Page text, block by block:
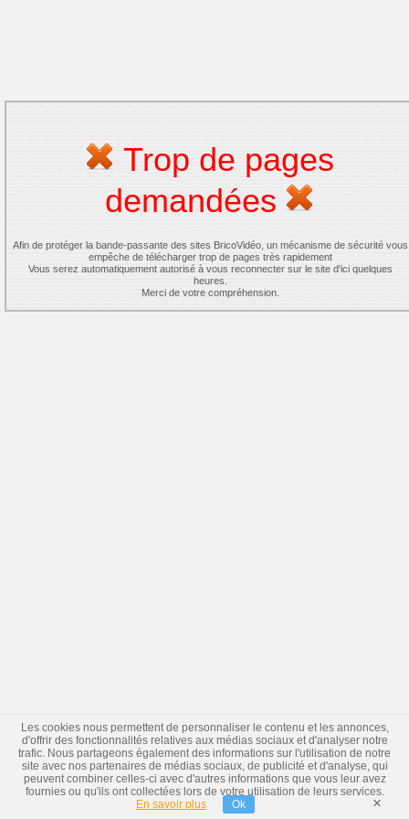
Trop de pages
demandées
Afin de protéger la bande-passante des sites BricoVidéo, un mécanisme de sécurité vous
empêche de télécharger trop de pages très rapidement
Vous serez automatiquement autorisé à vous reconnecter sur le site d'ici quelques
heures.
Merci de votre compréhension.
Les cookies nous permettent de personnaliser le contenu et les annonces,
d'offrir des fonctionnalités relatives aux médias sociaux et d'analyser notre
trafic. Nous partageons également des informations sur l'utilisation de notre
site avec nos partenaires de médias sociaux, de publicité et d'analyse, qui
peuvent combiner celles-ci avec d'autres informations que vous leur avez
fournies ou qu'ils ont collectées lors de votre utilisation de leurs services.
En savoir plus
Ok ×